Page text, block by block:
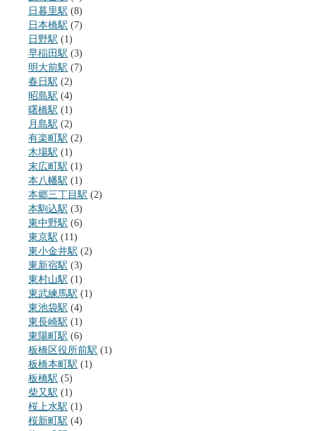
日暮里駅 (8)
日本橋駅 (7)
日野駅 (1)
早稲田駅 (3)
明大前駅 (7)
春日駅 (2)
昭島駅 (4)
曙橋駅 (1)
月島駅 (2)
有楽町駅 (2)
木場駅 (1)
末広町駅 (1)
本八幡駅 (1)
本郷三丁目駅 (2)
本駒込駅 (3)
東中野駅 (6)
東京駅 (11)
東小金井駅 (2)
東新宿駅 (3)
東村山駅 (1)
東武練馬駅 (1)
東池袋駅 (4)
東長崎駅 (1)
東陽町駅 (6)
板橋区役所前駅 (1)
板橋本町駅 (1)
板橋駅 (5)
柴又駅 (1)
桜上水駅 (1)
桜新町駅 (4)